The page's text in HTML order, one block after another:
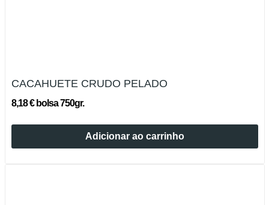
CACAHUETE CRUDO PELADO
8,18 € bolsa 750gr.
Adicionar ao carrinho